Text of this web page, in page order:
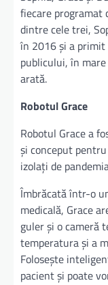
fiecare programat
dintre cele trei,
în 2016 și a
publicului, în
arată.
Robotul Grace
Robotul Grace a
şi conceput
izolaţi de
Îmbrăcată într-o
medicală, Grace
guler şi o cameră
temperatura şi a
Foloseşte
pacient şi poate